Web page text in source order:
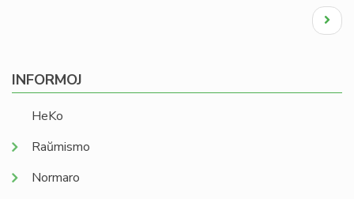
Next
page
INFORMOJ
HeKo
Raŭmismo
Normaro